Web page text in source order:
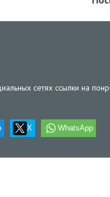
сетях ссылки на
X WhatsApp